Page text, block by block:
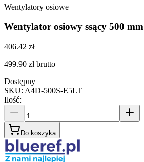
Wentylatory osiowe
Wentylator osiowy ssący 500 mm
406.42 zł
499.90 zł brutto
Dostępny
SKU: A4D-500S-E5LT
Ilość:
Do koszyka